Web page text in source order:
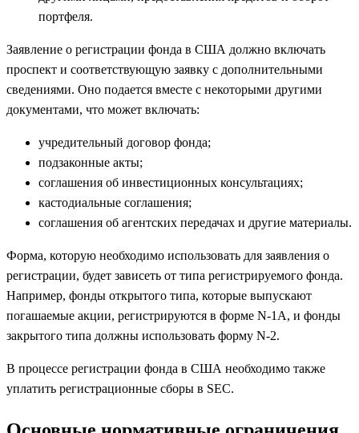
портфеля.
Заявление о регистрации фонда в США должно включать
проспект и соответствующую заявку с дополнительными
сведениями. Оно подается вместе с некоторыми другими
документами, что может включать:
учредительный договор фонда;
подзаконные акты;
соглашения об инвестиционных консультациях;
кастодиальные соглашения;
соглашения об агентских передачах и другие материалы.
Форма, которую необходимо использовать для заявления о
регистрации, будет зависеть от типа регистрируемого фонда.
Например, фонды открытого типа, которые выпускают
погашаемые акции, регистрируются в форме N-1A, и фонды
закрытого типа должны использовать форму N-2.
В процессе регистрации фонда в США необходимо также
уплатить регистрационные сборы в SEC.